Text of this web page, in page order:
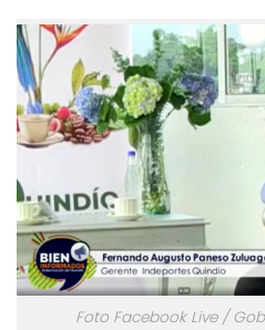
Foto Facebook Live /